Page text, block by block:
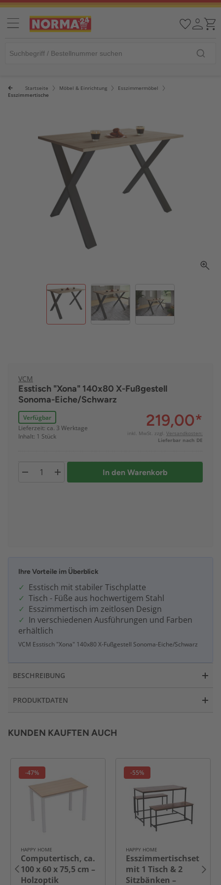
Startseite Möbel & Einrichtung
Esszimmermöbel
Esszimmertische
VCM
Esstisch "Xona" 140x80 X-Fußgestell
Sonoma-Eiche/Schwarz
Verfügbar
Lieferzeit: ca. 3 Werktage
Inhalt: 1 Stück
219,00*
inkl. MwSt. zzgl. Versandkosten:
Lieferbar nach DE
In den Warenkorb
Ihre Vorteile im Überblick
Esstisch mit stabiler Tischplatte
Tisch - Füße aus hochwertigem Stahl
Esszimmertisch im zeitlosen Design
In verschiedenen Ausführungen und Farben
erhältlich
VCM Esstisch "Xona" 140x80 X-Fußgestell Sonoma-Eiche/Schwarz
BESCHREIBUNG
PRODUKTDATEN
KUNDEN KAUFTEN AUCH
-47%
HAPPY HOME
Computertisch, ca.
100 x 60 x 75,5 cm –
Holzoptik
-55%
HAPPY HOME
Esszimmertischset
mit 1 Tisch & 2
Sitzbänken –